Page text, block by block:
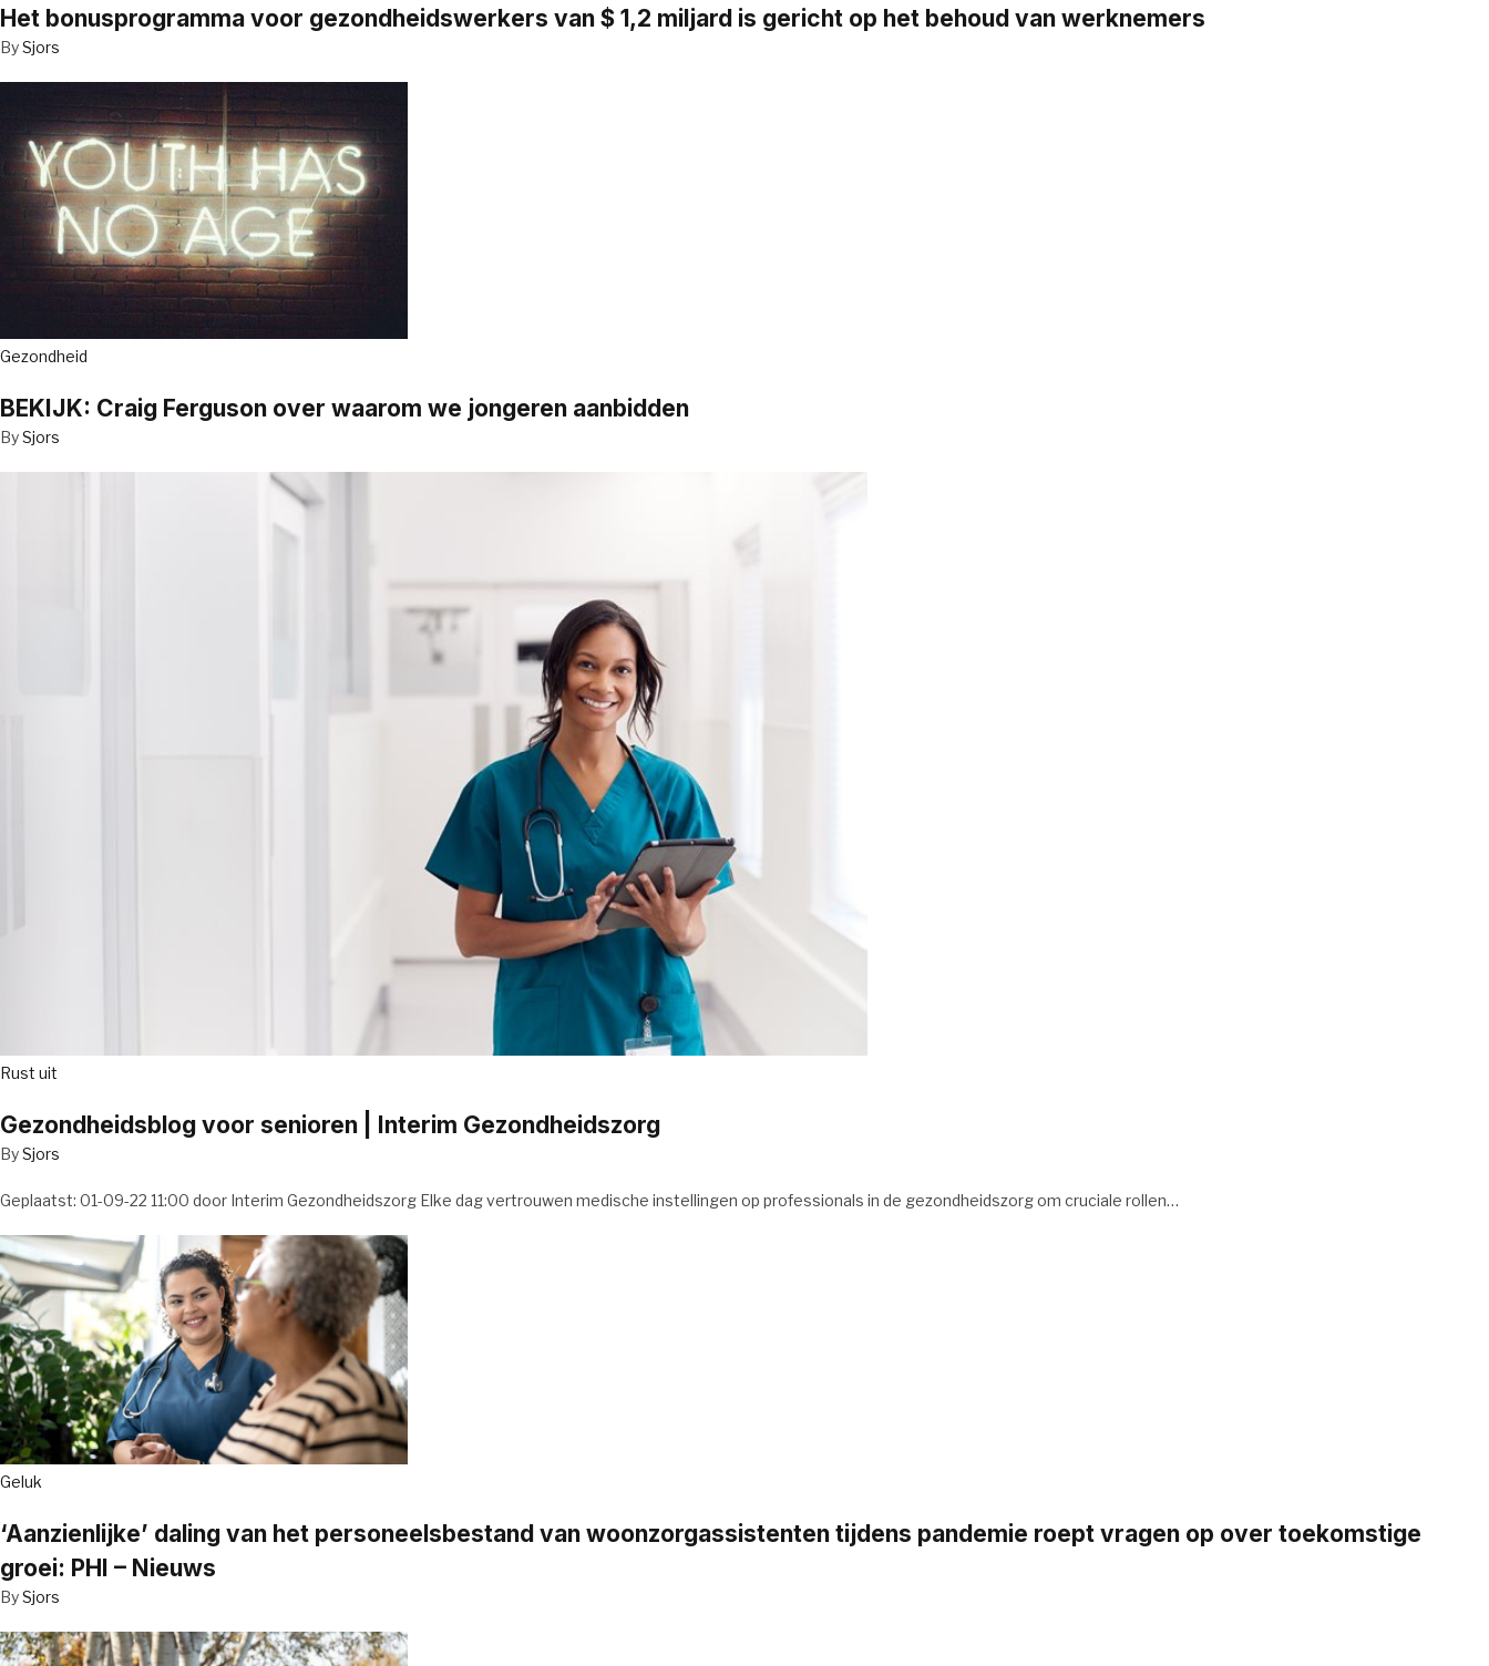
Het bonusprogramma voor gezondheidswerkers van $ 1,2 miljard is gericht op het behoud van werknemers
BySjors
Gezondheid
BEKIJK: Craig Ferguson over waarom we jongeren aanbidden
BySjors
Rust uit
Gezondheidsblog voor senioren | Interim Gezondheidszorg
BySjors
Geplaatst: 01-09-22 11:00 door Interim Gezondheidszorg Elke dag vertrouwen medische instellingen op professionals in de gezondheidszorg om cruciale rollen…
Geluk
‘Aanzienlijke’ daling van het personeelsbestand van woonzorgassistenten tijdens pandemie roept vragen op over toekomstige
groei: PHI – Nieuws
BySjors